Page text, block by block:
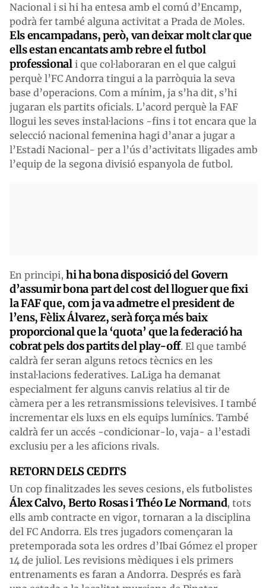
Nacional i si hi ha entesa amb el comú d’Encamp,
podrà fer també alguna activitat a Prada de Moles.
Els encampadans, però, van deixar molt clar que
ells estan encantats amb rebre el futbol
professional i que col·laboraran en el que calgui
perquè l’FC Andorra tingui a la parròquia la seva
base d’operacions. Com a mínim, ja s’ha dit, s’hi
jugaran els partits oficials. L’acord perquè la FAF
llogui les seves instal·lacions -fins i tot encara que la
selecció nacional femenina hagi d’anar a jugar a
l’Estadi Nacional- per a l’ús d’activitats lligades amb
l’equip de la segona divisió espanyola de futbol.
En principi, hi ha bona disposició del Govern
d’assumir bona part del cost del lloguer que fixi
la FAF que, com ja va admetre el president de
l’ens, Fèlix Álvarez, serà força més baix
proporcional que la ‘quota’ que la federació ha
cobrat pels dos partits del play-off. El que també
caldrà fer seran alguns retocs tècnics en les
instal·lacions federatives. LaLiga ha demanat
especialment fer alguns canvis relatius al tir de
càmera per a les retransmissions televisives. I també
incrementar els luxs en els equips lumínics. També
caldrà fer un accés -condicionar-lo, vaja- a l’estadi
exclusiu per a les aficions rivals.
RETORN DELS CEDITS
Un cop finalitzades les seves cesions, els futbolistes
Álex Calvo, Berto Rosas i Théo Le Normand, tots
ells amb contracte en vigor, tornaran a la disciplina
del FC Andorra. Els tres jugadors començaran la
pretemporada sota les ordres d’Ibai Gómez el proper
14 de juliol. Les revisions mèdiques i els primers
entrenaments es faran a Andorra. Després es farà